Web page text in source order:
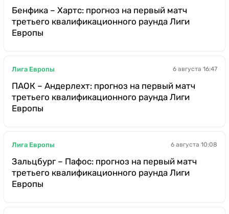
Бенфика – Хартс: прогноз на первый матч
третьего квалификационного раунда Лиги
Европы
Лига Европы 6 августа 16:47
ПАОК – Андерлехт: прогноз на первый матч
третьего квалификационного раунда Лиги
Европы
Лига Европы 6 августа 10:08
Зальцбург – Пафос: прогноз на первый матч
третьего квалификационного раунда Лиги
Европы